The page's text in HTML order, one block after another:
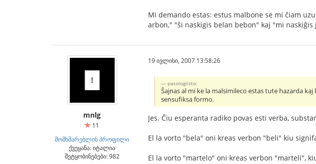
Mi demando estas: estus malbone se mi ĉiam
arbon," "ŝi naskigis belan bebon" kaj "mi naskiĝis
mnlg
11
მომხმარებლის პროფილი
ქვეყანა: იტალია
შეტყობინებები: 982
19 ივლისი, 2007 13:58:26
patologiisto:
Ŝajnas al mi ke la malsimileco estas tute hazarda
sensufiksa formo.
Jes. Ĉiu esperanta radiko povas esti verba,
El la vorto "bela" oni kreas verbon "beli" kiu
El la vorto "martelo" oni kreas verbon "marteli",